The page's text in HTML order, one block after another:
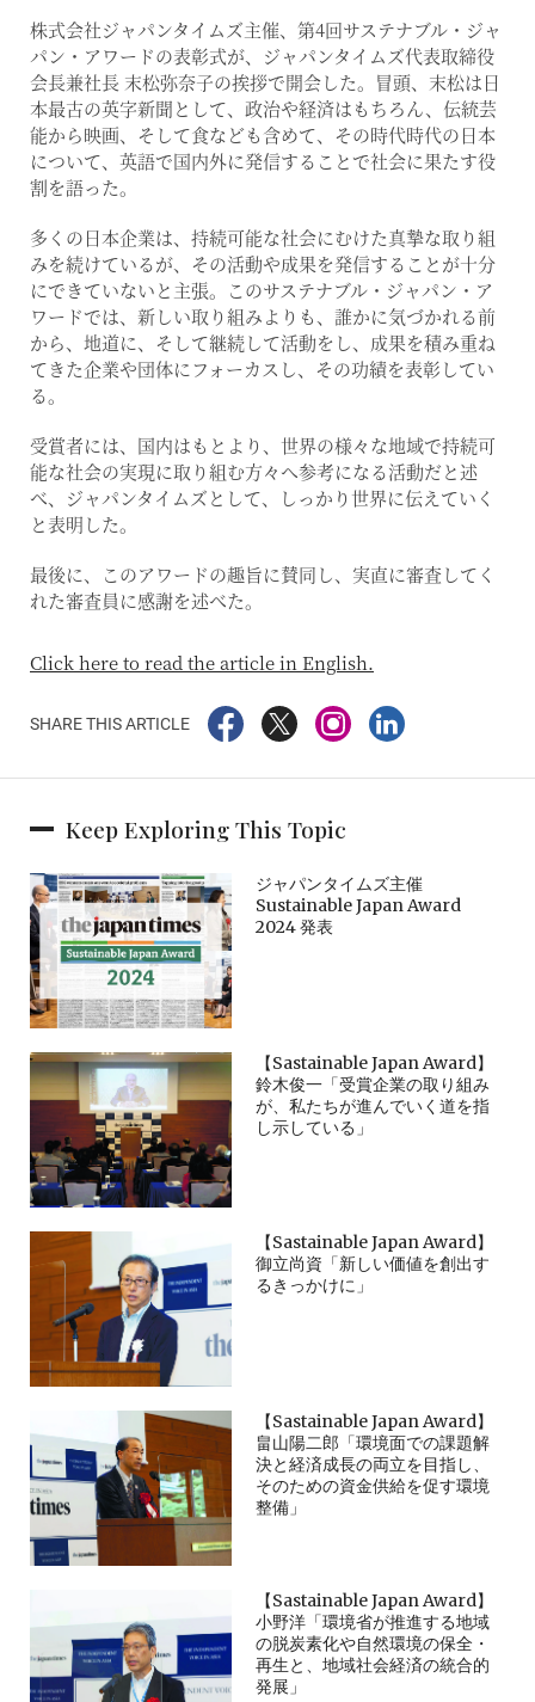
株式会社ジャパンタイムズ主催、第4回サステナブル・ジャ
パン・アワードの表彰式が、ジャパンタイムズ代表取締役
会長兼社長 末松弥奈子の挨拶で開会した。冒頭、末松は日
本最古の英字新聞として、政治や経済はもちろん、伝統芸
能から映画、そして食なども含めて、その時代時代の日本
について、英語で国内外に発信することで社会に果たす役
割を語った。
多くの日本企業は、持続可能な社会にむけた真摯な取り組
みを続けているが、その活動や成果を発信することが十分
にできていないと主張。このサステナブル・ジャパン・ア
ワードでは、新しい取り組みよりも、誰かに気づかれる前
から、地道に、そして継続して活動をし、成果を積み重ね
てきた企業や団体にフォーカスし、その功績を表彰してい
る。
受賞者には、国内はもとより、世界の様々な地域で持続可
能な社会の実現に取り組む方々へ参考になる活動だと述
べ、ジャパンタイムズとして、しっかり世界に伝えていく
と表明した。
最後に、このアワードの趣旨に賛同し、実直に審査してく
れた審査員に感謝を述べた。
Click here to read the article in English.
SHARE THIS ARTICLE
Keep Exploring This Topic
ジャパンタイムズ主催
Sustainable Japan Award
2024 発表
【Sastainable Japan Award】
鈴木俊一「受賞企業の取り組み
が、私たちが進んでいく道を指
し示している」
【Sastainable Japan Award】
御立尚資「新しい価値を創出す
るきっかけに」
【Sastainable Japan Award】
畠山陽二郎「環境面での課題解
決と経済成長の両立を目指し、
そのための資金供給を促す環境
整備」
【Sastainable Japan Award】
小野洋「環境省が推進する地域
の脱炭素化や自然環境の保全・
再生と、地域社会経済の統合的
発展」